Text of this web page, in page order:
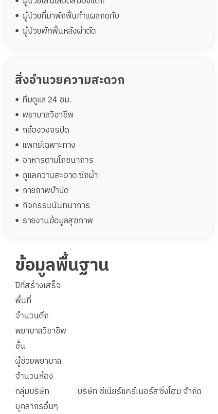
ผู้ป่วยที่มาพักฟื้นทำแผลกดทับ
ผู้ป่วยพักฟื้นหลังผ่าตัด
สิ่งอำนวยความสะดวก
ทีมดูแล 24 ชม.
พยาบาลวิชาชีพ
กล้องวงจรปิด
แพทย์เฉพาะทาง
อาหารตามโภชนาการ
ดูแลความสะอาด ซักผ้า
กายภาพบำบัด
กิจกรรมนันทนาการ
รายงานข้อมูลสุขภาพ
ข้อมูลพื้นฐาน
ปีที่สร้างเสร็จ
พื้นที่
จำนวนตึก
พยาบาลวิชาชีพ
ชั้น
ผู้ช่วยพยาบาล
จำนวนห้อง
กลุ่มบริษัท
บริษัท ซีเนียร์แคร์เนอร์สซิ่งโฮม จำกัด
บุคลากรอื่นๆ